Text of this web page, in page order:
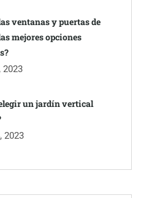
ventanas y puertas de
mejores opciones
2023
un jardín vertical
2023